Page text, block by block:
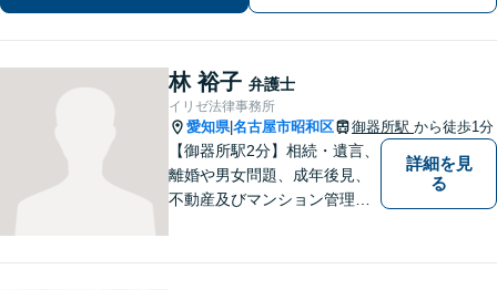
林 裕子 弁護士
イリゼ法律事務所
愛知県|名古屋市昭和区 御器所駅 から徒歩1分
【御器所駅2分】相続・遺言、
離婚や男女問題、成年後見、
不動産及びマンション管理な
詳細を見
る